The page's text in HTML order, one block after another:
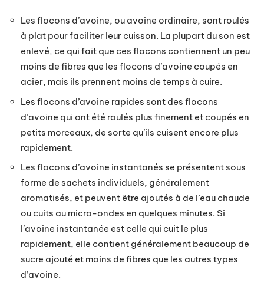
Les flocons d’avoine, ou avoine ordinaire, sont roulés
à plat pour faciliter leur cuisson. La plupart du son est
enlevé, ce qui fait que ces flocons contiennent un peu
moins de fibres que les flocons d’avoine coupés en
acier, mais ils prennent moins de temps à cuire.
Les flocons d’avoine rapides sont des flocons
d’avoine qui ont été roulés plus finement et coupés en
petits morceaux, de sorte qu’ils cuisent encore plus
rapidement.
Les flocons d’avoine instantanés se présentent sous
forme de sachets individuels, généralement
aromatisés, et peuvent être ajoutés à de l’eau chaude
ou cuits au micro-ondes en quelques minutes. Si
l’avoine instantanée est celle qui cuit le plus
rapidement, elle contient généralement beaucoup de
sucre ajouté et moins de fibres que les autres types
d’avoine.